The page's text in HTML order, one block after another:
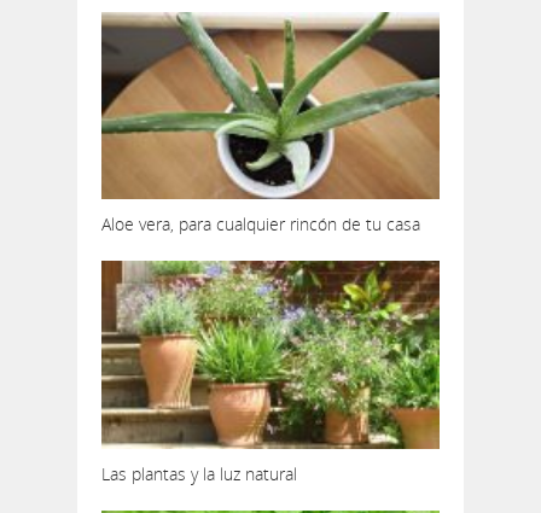
Aloe vera, para cualquier rincón de tu casa
Las plantas y la luz natural